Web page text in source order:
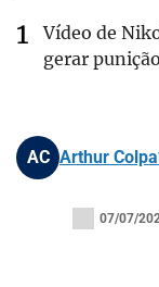
Vídeo de
gerar punição
AC Arthur
07/07/